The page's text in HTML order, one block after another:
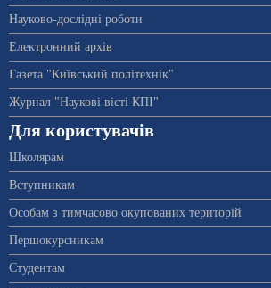
Науково-дослідні роботи
Електронний архів
Газета "Київський політехнік"
Журнал "Наукові вісті КПІ"
Для користувачів
Школярам
Вступникам
Особам з тимчасово окупованих територій
Першокурсникам
Студентам